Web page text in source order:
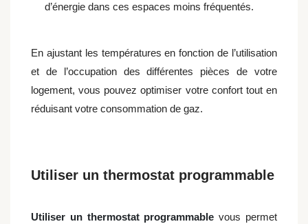
d’énergie dans ces espaces moins fréquentés.
En ajustant les températures en fonction de l’utilisation
et de l’occupation des différentes pièces de votre
logement, vous pouvez optimiser votre confort tout en
réduisant votre consommation de gaz.
Utiliser un thermostat programmable
Utiliser un thermostat programmable vous permet